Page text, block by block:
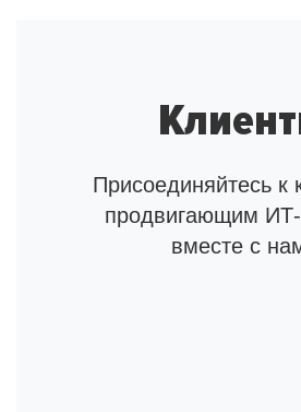
Присоединяйтесь к
продвигающим ИТ-
вместе с